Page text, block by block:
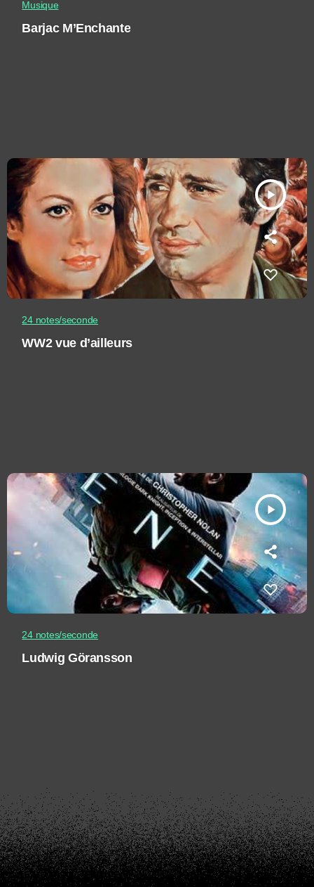
Musique
Barjac M’Enchante
play_arrow
24 notes/seconde
WW2 vue d’ailleurs
play_arrow
24 notes/seconde
Ludwig Göransson